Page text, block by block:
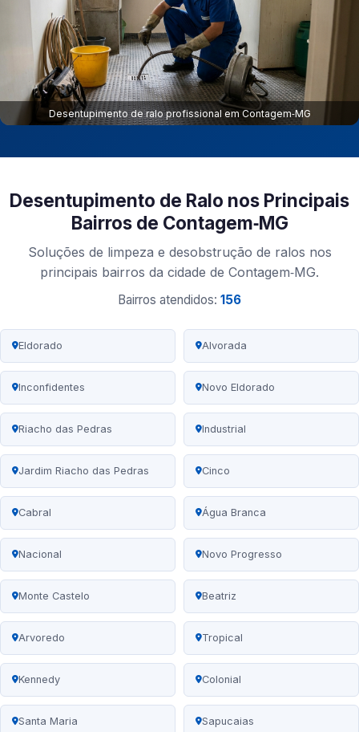
Desentupimento de ralo profissional em Contagem‑MG
Desentupimento de Ralo nos Principais
Bairros de Contagem‑MG
Soluções de limpeza e desobstrução de ralos nos
principais bairros da cidade de Contagem‑MG.
Bairros atendidos: 156
Eldorado Alvorada
Inconfidentes Novo Eldorado
Riacho das Pedras Industrial
Jardim Riacho das Pedras Cinco
Cabral Água Branca
Nacional Novo Progresso
Monte Castelo Beatriz
Arvoredo Tropical
Kennedy Colonial
Santa Maria Sapucaias